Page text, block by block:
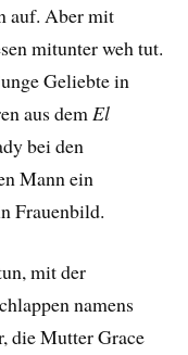
auf. Aber mit
mitunter weh tut.
Geliebte in
aus dem El
bei den
Mann ein
Frauenbild.
mit der
namens
die Mutter Grace